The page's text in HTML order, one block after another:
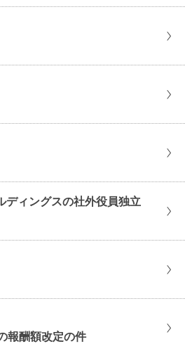
ディングスの社外役員独立
報酬額改定の件